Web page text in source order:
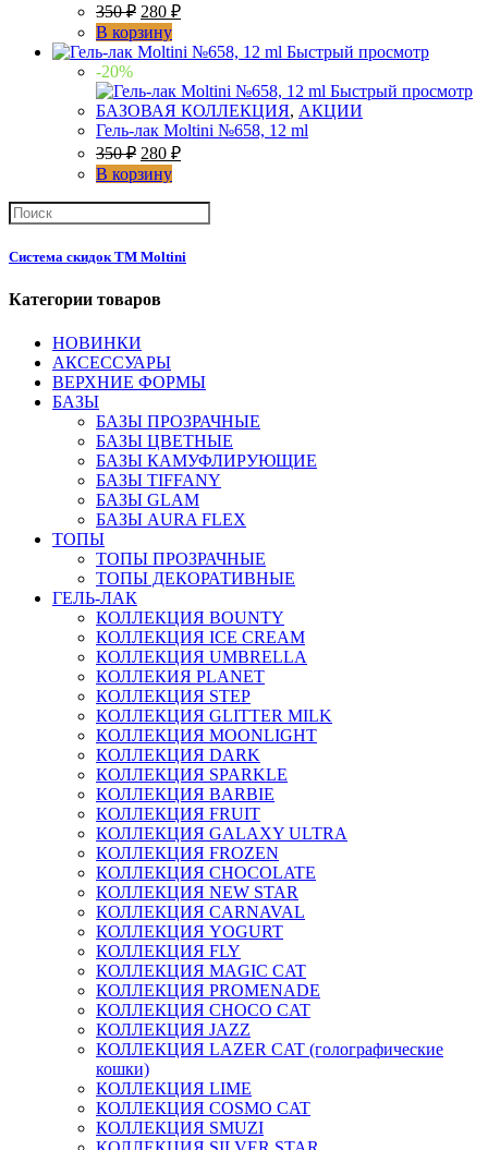
350₽ 280 ₽
В корзину
Быстрый просмотр
-20%
Быстрый просмотр
БАЗОВАЯ КОЛЛЕКЦИЯ, АКЦИИ
Гель-лак Moltini №658, 12 ml
350₽ 280 ₽
В корзину
Система скидок ТМ Moltini
Категории товаров
НОВИНКИ
АКСЕССУАРЫ
ВЕРХНИЕ ФОРМЫ
БАЗЫ
БАЗЫ ПРОЗРАЧНЫЕ
БАЗЫ ЦВЕТНЫЕ
БАЗЫ КАМУФЛИРУЮЩИЕ
БАЗЫ TIFFANY
БАЗЫ GLAM
БАЗЫ AURA FLEX
ТОПЫ
ТОПЫ ПРОЗРАЧНЫЕ
ТОПЫ ДЕКОРАТИВНЫЕ
ГЕЛЬ-ЛАК
КОЛЛЕКЦИЯ BOUNTY
КОЛЛЕКЦИЯ ICE CREAM
КОЛЛЕКЦИЯ UMBRELLA
КОЛЛЕКИЯ PLANET
КОЛЛЕКЦИЯ STEP
КОЛЛЕКЦИЯ GLITTER MILK
КОЛЛЕКЦИЯ MOONLIGHT
КОЛЛЕКЦИЯ DARK
КОЛЛЕКЦИЯ SPARKLE
КОЛЛЕКЦИЯ BARBIE
КОЛЛЕКЦИЯ FRUIT
КОЛЛЕКЦИЯ GALAXY ULTRA
КОЛЛЕКЦИЯ FROZEN
КОЛЛЕКЦИЯ CHOCOLATE
КОЛЛЕКЦИЯ NEW STAR
КОЛЛЕКЦИЯ CARNAVAL
КОЛЛЕКЦИЯ YOGURT
КОЛЛЕКЦИЯ FLY
КОЛЛЕКЦИЯ MAGIC CAT
КОЛЛЕКЦИЯ PROMENADE
КОЛЛЕКЦИЯ CHOCO CAT
КОЛЛЕКЦИЯ JAZZ
КОЛЛЕКЦИЯ LAZER CAT (голографические
кошки)
КОЛЛЕКЦИЯ LIME
КОЛЛЕКЦИЯ COSMO CAT
КОЛЛЕКЦИЯ SMUZI